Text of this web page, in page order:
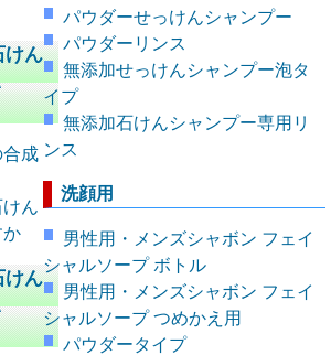
けん
成
ん
か
けん
パウダーせっけんシャンプー
パウダーリンス
無添加せっけんシャンプー泡タ
イプ
無添加石けんシャンプー専用リ
ンス
洗顔用
男性用・メンズシャボン フェイ
シャルソープ ボトル
男性用・メンズシャボン フェイ
シャルソープ つめかえ用
パウダータイプ